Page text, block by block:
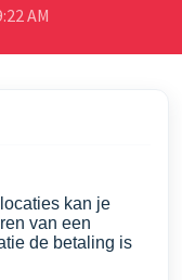
AM
kan je
van een
de betaling is